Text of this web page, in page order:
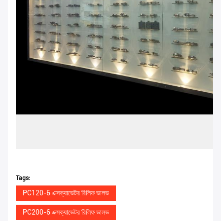
Tags:
PC120-6 এক্সক্যাভেটর রিলিফ ভালভ
PC200-6 এক্সক্যাভেটর রিলিফ ভালভ